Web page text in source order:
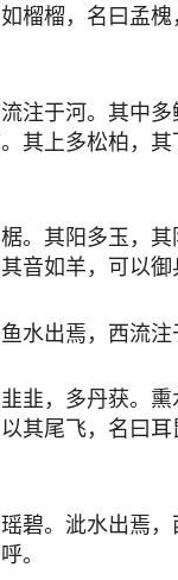
榴榴，名曰孟槐
注于河。其中
其上多松柏，
。其阳多玉，
音如羊，可以御
水出焉，西流注
韭，多丹获。
其尾飞，名曰
碧。泚水出焉，
。